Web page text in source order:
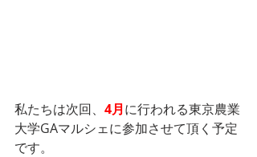
私たちは次回、 4月に行われる東京農業
大学GAマルシェに参加させて頂く予定
です。